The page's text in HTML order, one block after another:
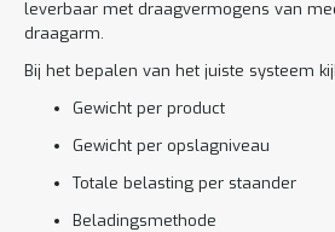
leverbaar met draagvermogens van
draagarm.
Bij het bepalen van het juiste systeem
Gewicht per product
Gewicht per opslagniveau
Totale belasting per staander
Beladingsmethode